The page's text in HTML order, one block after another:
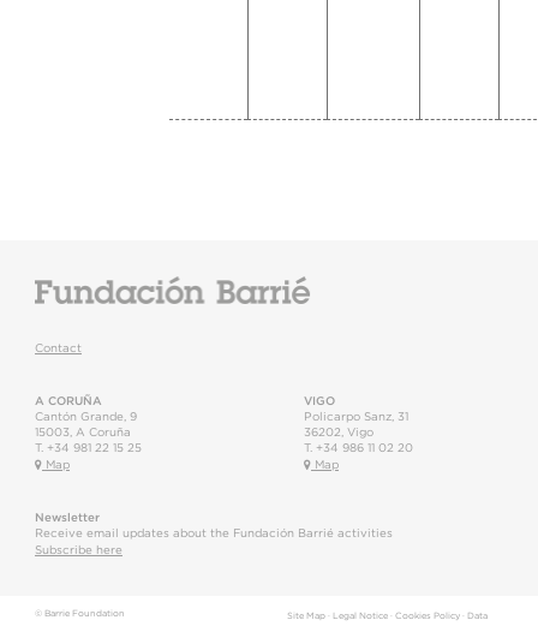
Contact
A CORUÑA
Cantón Grande, 9
15003
A Coruña
T. +34 981 22 15 25
Map
VIGO
Policarpo Sanz, 31
36202 Vigo
T. +34 986 11 02 20
Map
Newsletter
Receive email updates about the Fundación Barrié activities
Subscribe here
© Barrie Foundation Site Map· Legal Notice· Cookies Policy· Data